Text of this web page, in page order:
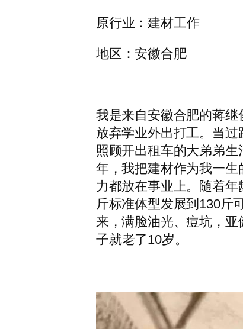
原行业：建材工作
地区：安徽合肥
我是来自安徽合肥的蒋
放弃学业外出打工。当
照顾开出租车的大弟弟
年，我把建材作为我一
力都放在事业上。随着
斤标准体型发展到130斤
来，满脸油光、痘坑，
子就老了10岁。